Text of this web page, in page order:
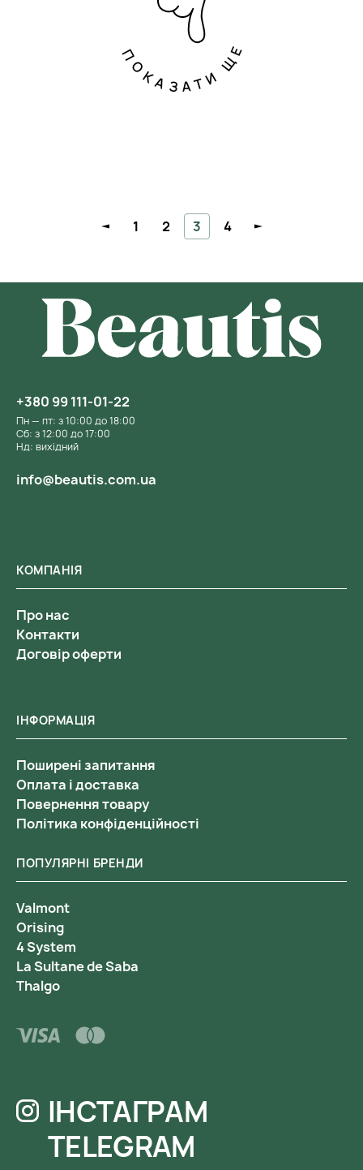
ПОКАЗАТИ ЩЕ
1 2 3 4
ІНФОРМАЦІЯ
Поширені запитання
Оплата і доставка
Повернення товару
Політика конфіденційності
КОМПАНІЯ
Про нас
Контакти
Договір оферти
ПОПУЛЯРНІ БРЕНДИ
Valmont
Orising
4 System
La Sultane de Saba
Thalgo
+380 99 111-01-22
Пн — пт: з 10:00 до 18:00
Сб: з 12:00 до 17:00
Нд: вихідний
info@beautis.com.ua
ІНСТАГРАМ
TELEGRAM